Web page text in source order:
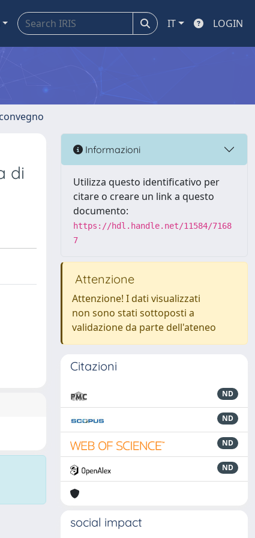
IT LOGIN
di
Informazioni
Utilizza questo identificativo per
citare o creare un link a questo
documento:
https://hdl.handle.net/11584/7168
7
Attenzione
Attenzione! I dati visualizzati
non sono stati sottoposti a
validazione da parte dell'ateneo
Citazioni
ND
ND
ND
ND
social impact